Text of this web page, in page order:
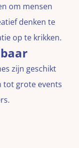
om mensen
denken te
op te krikken.
zijn geschikt
tot grote events